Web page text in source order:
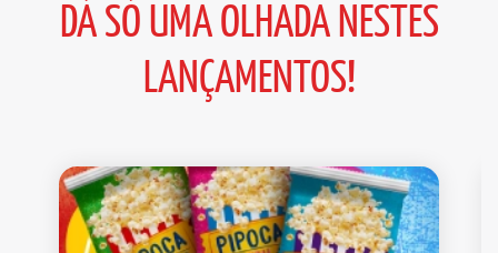
DÁ SÓ UMA OLHADA NESTES
LANÇAMENTOS!